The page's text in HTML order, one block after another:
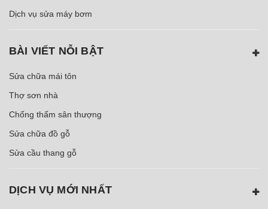
Dịch vụ sửa máy bơm
BÀI VIẾT NỖI BẬT
Sửa chữa mái tôn
Thợ sơn nhà
Chống thấm sân thượng
Sửa chữa đồ gỗ
Sửa cầu thang gỗ
DỊCH VỤ MỚI NHẤT